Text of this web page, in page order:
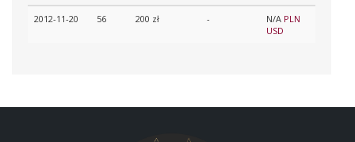
2012-11-20 56 200 zł - N/A PLN
USD